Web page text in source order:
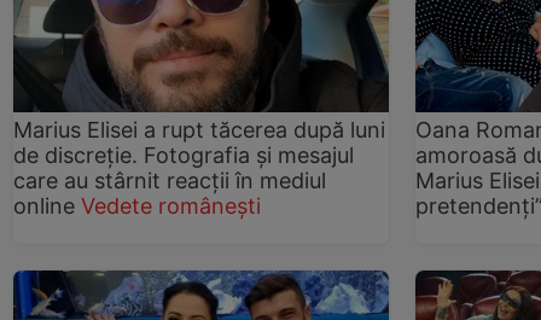
Marius Elisei a rupt tăcerea după luni
de discreție. Fotografia și mesajul
care au stârnit reacții în mediul
online Vedete românești
Oana
amoroasă
Marius